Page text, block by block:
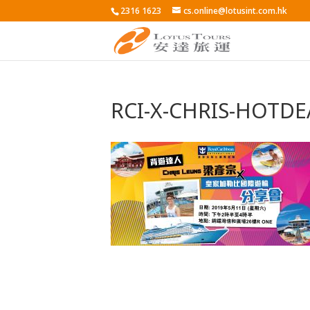
2316 1623 cs.online@lotusint.com.hk
RCI-X-CHRIS-